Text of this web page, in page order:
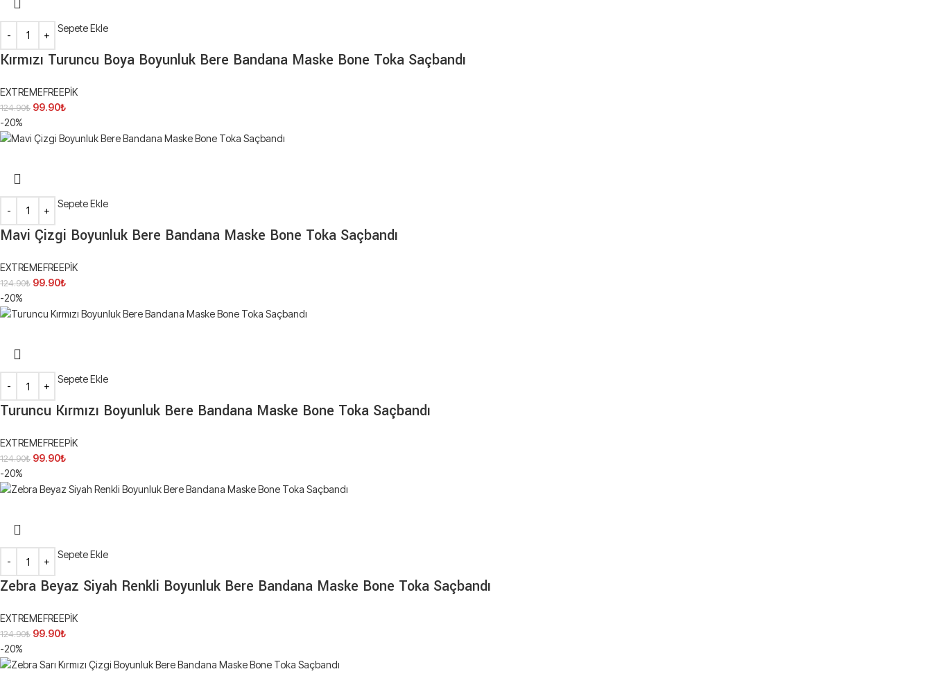
Sepete Ekle
Kırmızı Turuncu Boya Boyunluk Bere Bandana Maske Bone Toka Saçbandı
EXTREMEFREEPİK
124.90₺ 99.90₺
-20%
Sepete Ekle
Mavi Çizgi Boyunluk Bere Bandana Maske Bone Toka Saçbandı
EXTREMEFREEPİK
124.90₺ 99.90₺
-20%
Sepete Ekle
Turuncu Kırmızı Boyunluk Bere Bandana Maske Bone Toka Saçbandı
EXTREMEFREEPİK
124.90₺ 99.90₺
-20%
Sepete Ekle
Zebra Beyaz Siyah Renkli Boyunluk Bere Bandana Maske Bone Toka Saçbandı
EXTREMEFREEPİK
124.90₺ 99.90₺
-20%